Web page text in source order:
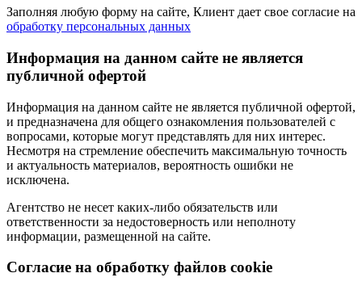
Заполняя любую форму на сайте, Клиент дает свое согласие на
обработку персональных данных
Информация на данном сайте не является
публичной офертой
Информация на данном сайте не является публичной офертой,
и предназначена для общего ознакомления пользователей с
вопросами, которые могут представлять для них интерес.
Несмотря на стремление обеспечить максимальную точность
и актуальность материалов, вероятность ошибки не
исключена.
Агентство не несет каких-либо обязательств или
ответственности за недостоверность или неполноту
информации, размещенной на сайте.
Cогласие на обработку файлов cookie